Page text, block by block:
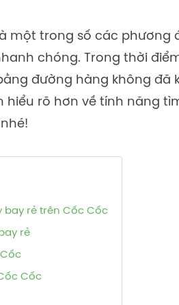
một trong số các phương
chóng. Trong thời
đường hàng không đã
hiểu rõ hơn về tính năng
bay rẻ trên Cốc Cốc
rẻ
Cốc